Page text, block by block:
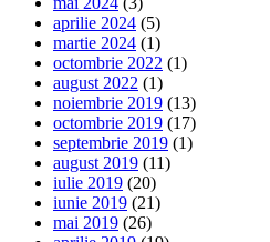
aprilie 2024 (5)
martie 2024 (1)
octombrie 2022 (1)
august 2022 (1)
noiembrie 2019 (13)
octombrie 2019 (17)
septembrie 2019 (1)
august 2019 (11)
iulie 2019 (20)
iunie 2019 (21)
mai 2019 (26)